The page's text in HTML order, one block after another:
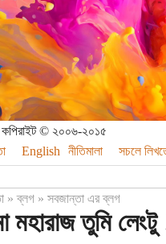
কপিরাইট © ২০০৬-২০১৫
English নীতিমালা সচলে
»ব্লগ» সবজান্তা এর ব্লগ
মহারাজ তুমি